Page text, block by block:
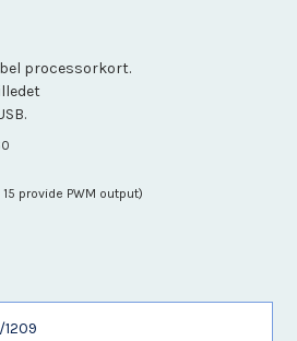
processorkort.
provide PWM output)